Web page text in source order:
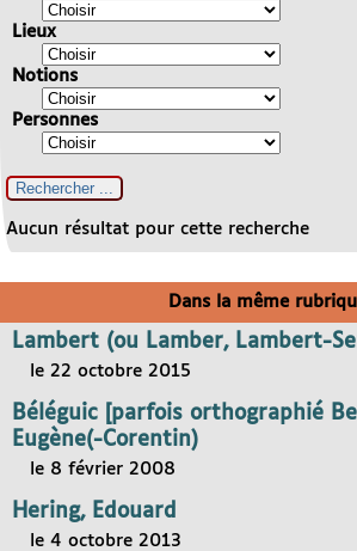
Lieux
Notions
Personnes
Aucun résultat pour cette recherche
Dans la même
Lambert (ou Lamber, Lambert-
le 22 octobre 2015
Béléguic [parfois orthographié
Eugène(-Corentin)
le 8 février 2008
Hering, Edouard
le 4 octobre 2013